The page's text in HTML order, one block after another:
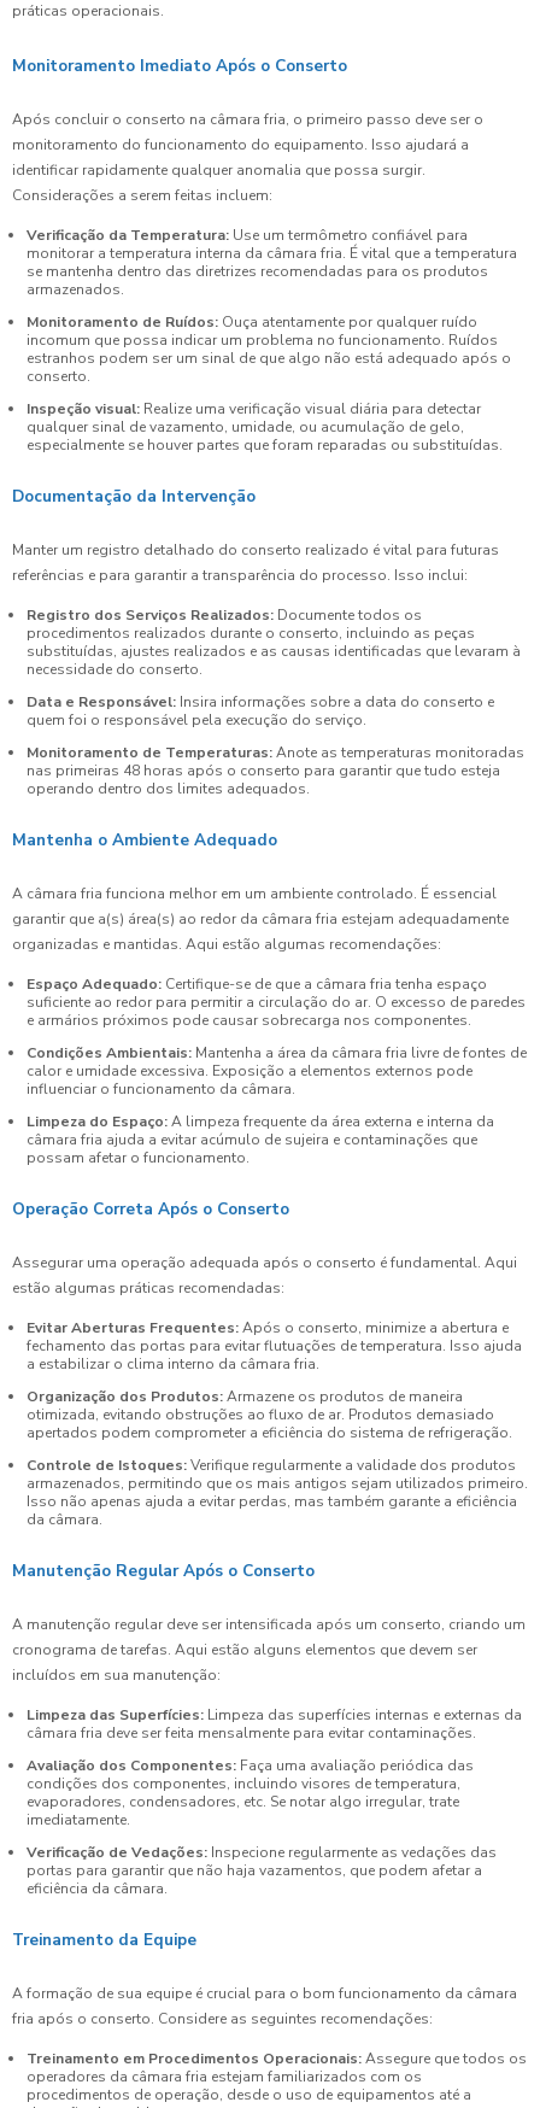
práticas operacionais.
Monitoramento Imediato Após o Conserto
Após concluir o conserto na câmara fria, o primeiro passo deve ser o
monitoramento do funcionamento do equipamento. Isso ajudará a
identificar rapidamente qualquer anomalia que possa surgir.
Considerações a serem feitas incluem:
Verificação da Temperatura: Use um termômetro confiável para
monitorar a temperatura interna da câmara fria. É vital que a temperatura
se mantenha dentro das diretrizes recomendadas para os produtos
armazenados.
Monitoramento de Ruídos: Ouça atentamente por qualquer ruído
incomum que possa indicar um problema no funcionamento. Ruídos
estranhos podem ser um sinal de que algo não está adequado após o
conserto.
Inspeção visual: Realize uma verificação visual diária para detectar
qualquer sinal de vazamento, umidade, ou acumulação de gelo,
especialmente se houver partes que foram reparadas ou substituídas.
Documentação da Intervenção
Manter um registro detalhado do conserto realizado é vital para futuras
referências e para garantir a transparência do processo. Isso inclui:
Registro dos Serviços Realizados: Documente todos os
procedimentos realizados durante o conserto, incluindo as peças
substituídas, ajustes realizados e as causas identificadas que levaram à
necessidade do conserto.
Data e Responsável: Insira informações sobre a data do conserto e
quem foi o responsável pela execução do serviço.
Monitoramento de Temperaturas:Anote as temperaturas monitoradas
nas primeiras 48 horas após o conserto para garantir que tudo esteja
operando dentro dos limites adequados.
Mantenha o Ambiente Adequado
A câmara fria funciona melhor em um ambiente controlado. É essencial
garantir que a(s) área(s) ao redor da câmara fria estejam adequadamente
organizadas e mantidas. Aqui estão algumas recomendações:
Espaço Adequado: Certifique-se de que a câmara fria tenha espaço
suficiente ao redor para permitir a circulação do ar. O excesso de paredes
e armários próximos pode causar sobrecarga nos componentes.
Condições Ambientais: Mantenha a área da câmara fria livre de fontes de
calor e umidade excessiva. Exposição a elementos externos pode
influenciar o funcionamento da câmara.
Limpeza do Espaço:A limpeza frequente da área externa e interna da
câmara fria ajuda a evitar acúmulo de sujeira e contaminações que
possam afetar o funcionamento.
Operação Correta Após o Conserto
Assegurar uma operação adequada após o conserto é fundamental. Aqui
estão algumas práticas recomendadas:
Evitar Aberturas Frequentes:Após o conserto, minimize a abertura e
fechamento das portas para evitar flutuações de temperatura. Isso ajuda
a estabilizar o clima interno da câmara fria.
Organização dos Produtos:Armazene os produtos de maneira
otimizada, evitando obstruções ao fluxo de ar. Produtos demasiado
apertados podem comprometer a eficiência do sistema de refrigeração.
Controle de Istoques:Verifique regularmente a validade dos produtos
armazenados, permitindo que os mais antigos sejam utilizados primeiro.
Isso não apenas ajuda a evitar perdas, mas também garante a eficiência
da câmara.
Manutenção Regular Após o Conserto
A manutenção regular deve ser intensificada após um conserto, criando um
cronograma de tarefas. Aqui estão alguns elementos que devem ser
incluídos em sua manutenção:
Limpeza das Superfícies: Limpeza das superfícies internas e externas da
câmara fria deve ser feita mensalmente para evitar contaminações.
Avaliação dos Componentes: Faça uma avaliação periódica das
condições dos componentes, incluindo visores de temperatura,
evaporadores, condensadores, etc. Se notar algo irregular, trate
imediatamente.
Verificação de Vedações: Inspecione regularmente as vedações das
portas para garantir que não haja vazamentos, que podem afetar a
eficiência da câmara.
Treinamento da Equipe
A formação de sua equipe é crucial para o bom funcionamento da câmara
fria após o conserto. Considere as seguintes recomendações:
Treinamento em Procedimentos Operacionais:Assegure que todos os
operadores da câmara fria estejam familiarizados com os
procedimentos de operação, desde o uso de equipamentos até a